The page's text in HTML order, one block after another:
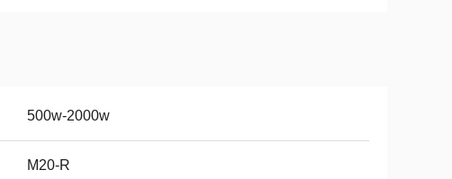
500w-2000w
M20-R